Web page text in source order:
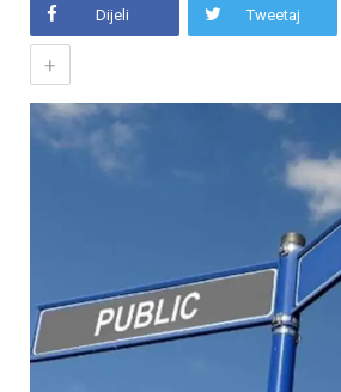
Dijeli Tweetaj
+